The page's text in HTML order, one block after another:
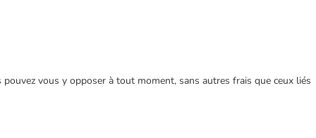
vous y opposer à tout moment, sans autres frais que ceux liés